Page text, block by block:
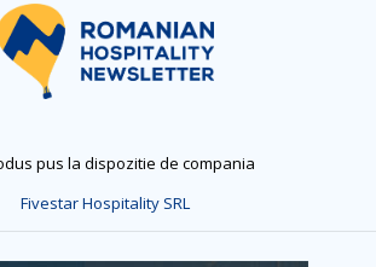
pus la dispozitie de compania
Fivestar Hospitality SRL